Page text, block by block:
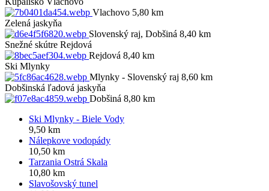
Vlachovo 5,80 km
Zelená jaskyňa
Slovenský raj, Dobšiná 8,40 km
Snežné skútre Rejdová
Rejdová 8,40 km
Ski Mlynky
Mlynky - Slovenský raj 8,60 km
Dobšinská ľadová jaskyňa
Dobšiná 8,80 km
Ski Mlynky - Biele Vody
9,50 km
Nálepkove vodopády
10,50 km
Tarzania Ostrá Skala
10,80 km
Slavošovský tunel